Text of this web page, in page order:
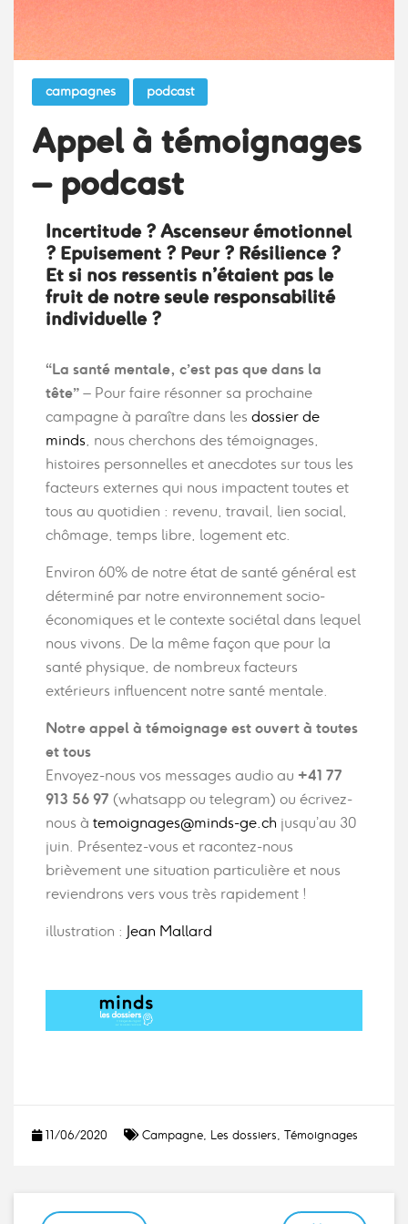
campagnes podcast
Appel à témoignages
– podcast
Incertitude ? Ascenseur émotionnel
? Epuisement ? Peur ? Résilience ?
Et si nos ressentis n’étaient pas le
fruit de notre seule responsabilité
individuelle ?
“La santé mentale, c’est pas que dans la
tête” – Pour faire résonner sa prochaine
campagne à paraître dans les dossier de
minds, nous cherchons des témoignages,
histoires personnelles et anecdotes sur tous les
facteurs externes qui nous impactent toutes et
tous au quotidien : revenu, travail, lien social,
chômage, temps libre, logement etc.
Environ 60% de notre état de santé général est
déterminé par notre environnement socio-
économiques et le contexte sociétal dans lequel
nous vivons. De la même façon que pour la
santé physique, de nombreux facteurs
extérieurs influencent notre santé mentale.
Notre appel à témoignage est ouvert à toutes
et tous
Envoyez-nous vos messages audio au +41 77
913 56 97 (whatsapp ou telegram) ou écrivez-
nous à temoignages@minds-ge.ch jusqu’au 30
juin. Présentez-vous et racontez-nous
brièvement une situation particulière et nous
reviendrons vers vous très rapidement !
illustration : Jean Mallard
11/06/2020 Campagne, Les dossiers, Témoignages